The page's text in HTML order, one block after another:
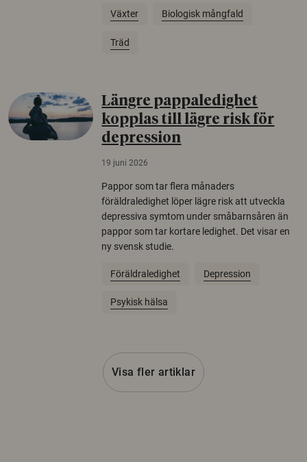
Växter Biologisk mångfald
Träd
Längre pappaledighet
kopplas till lägre risk för
depression
19 juni 2026
Pappor som tar flera månaders
föräldraledighet löper lägre risk att utveckla
depressiva symtom under småbarnsåren än
pappor som tar kortare ledighet. Det visar en
ny svensk studie.
Föräldraledighet Depression
Psykisk hälsa
Visa fler artiklar